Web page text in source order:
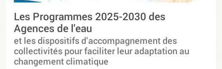
Les Programmes 2025-2030 des
Agences de l’eau
et les dispositifs d’accompagnement des
collectivités pour faciliter leur adaptation au
changement climatique